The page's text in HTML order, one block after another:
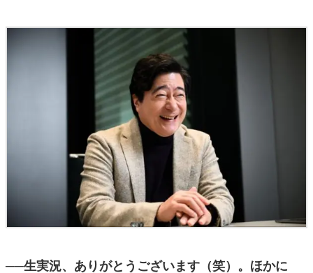
──生実況、ありがとうございます（笑）。ほかに